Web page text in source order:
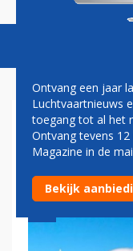
VIDEO
TOESTEL
Ontvang een jaar
Luchtvaartnieuws
toegang tot al het
Ontvang tevens
Magazine in de
Bekijk